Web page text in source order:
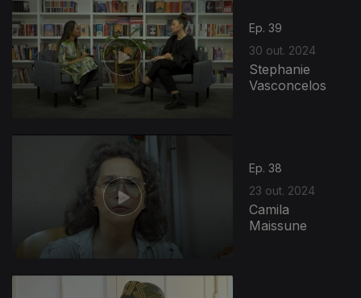
Ep. 39
30 out. 2024
Stephanie
Vasconcelos
Ep. 38
23 out. 2024
Camila
Maissune